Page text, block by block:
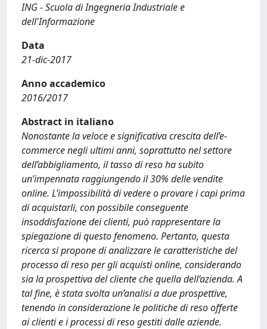
ING - Scuola di Ingegneria Industriale e
dell'Informazione
Data
21-dic-2017
Anno accademico
2016/2017
Abstract in italiano
Nonostante la veloce e significativa crescita dell’e-
commerce negli ultimi anni, soprattutto nel settore
dell’abbigliamento, il tasso di reso ha subito
un’impennata raggiungendo il 30% delle vendite
online. L’impossibilità di vedere o provare i capi prima
di acquistarli, con possibile conseguente
insoddisfazione dei clienti, può rappresentare la
spiegazione di questo fenomeno. Pertanto, questa
ricerca si propone di analizzare le caratteristiche del
processo di reso per gli acquisti online, considerando
sia la prospettiva del cliente che quella dell’azienda. A
tal fine, è stata svolta un’analisi a due prospettive,
tenendo in considerazione le politiche di reso offerte
ai clienti e i processi di reso gestiti dalle aziende.